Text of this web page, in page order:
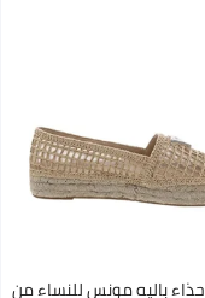
GUESS حذاء باليه مونس للنساء من